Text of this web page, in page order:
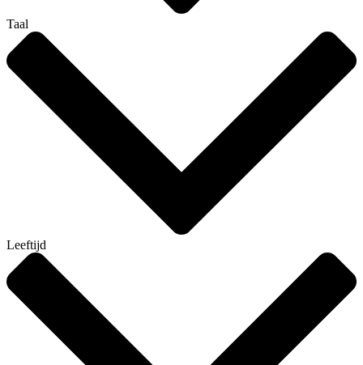
Taal
Leeftijd